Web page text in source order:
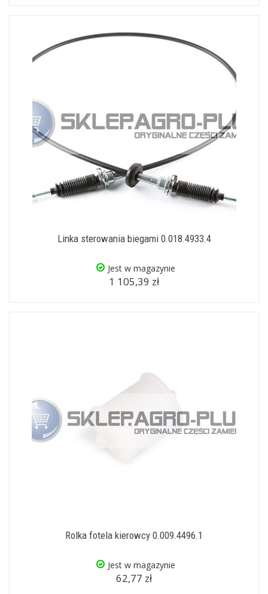
Linka sterowania biegami 0.018.4933.4
Jest w magazynie
1 105,39 zł
Rolka fotela kierowcy 0.009.4496.1
Jest w magazynie
62,77 zł